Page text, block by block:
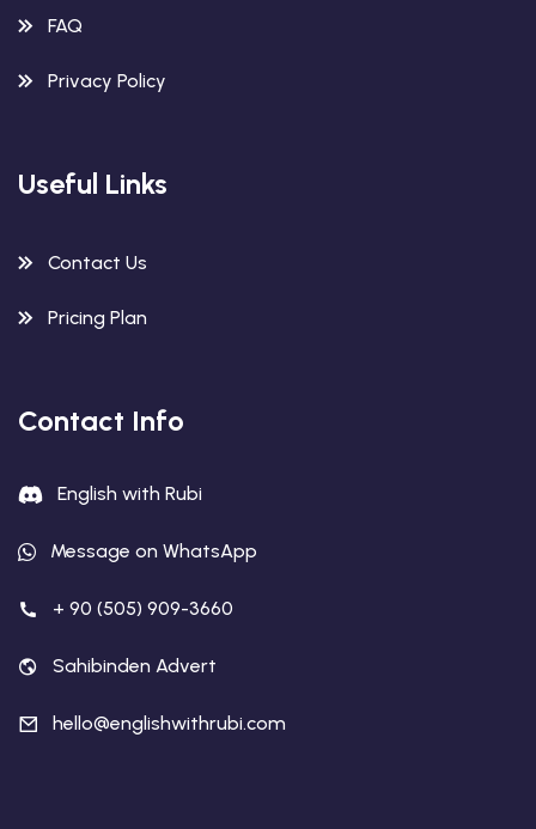
FAQ
Privacy Policy
Useful Links
Contact Us
Pricing Plan
Contact Info
English with Rubi
Message on WhatsApp
+ 90 (505) 909-3660
Sahibinden Advert
hello@englishwithrubi.com